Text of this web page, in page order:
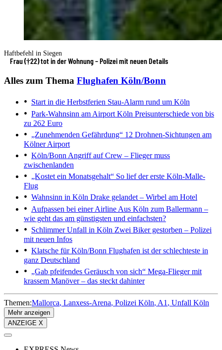
Haftbefehl in Siegen
Frau (†22) tot in der Wohnung – Polizei mit neuen Details
Alles zum Thema Flughafen Köln/Bonn
Start in die Herbstferien Stau-Alarm rund um Köln
Park-Wahnsinn am Airport Köln Preisunterschiede von bis
zu 262 Euro
„Zunehmenden Gefährdung“ 12 Drohnen-Sichtungen am
Kölner Airport
Köln/Bonn Angriff auf Crew – Flieger muss
zwischenlanden
„Kostet ein Monatsgehalt“ So lief der erste Köln-Malle-
Flug
Wahnsinn in Köln Drake gelandet – Wirbel am Hotel
Aufpassen bei einer Airline Aus Köln zum Ballermann –
wie geht das am günstigsten und einfachsten?
Schlimmer Unfall in Köln Zwei Biker gestorben – Polizei
mit neuen Infos
Klatsche für Köln/Bonn Flughafen ist der schlechteste in
ganz Deutschland
„Gab pfeifendes Geräusch von sich“ Mega-Flieger mit
krassem Manöver – das steckt dahinter
Themen:Mallorca Lanxess-Arena Polizei Köln A1 Unfall Köln
Mehr anzeigen
ANZEIGE X